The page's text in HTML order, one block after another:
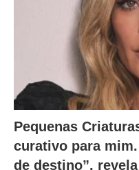
Pequenas
curativo para
de destino”,